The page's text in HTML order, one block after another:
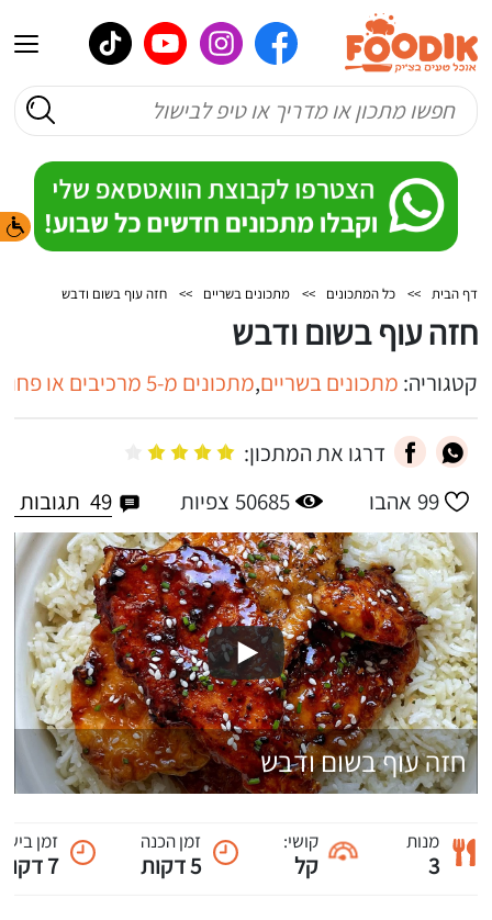
דף הבית >> כל המתכונים >> מתכונים בשריים >> חזה עוף בשום ודבש
חזה עוף בשום ודבש
קטגוריה: מתכונים בשריים,מתכונים מ-5 מרכיבים או פחות
דרגו את המתכון:
99 אהבו 50685 צפיות 49 תגובות
חזה עוף בשום ודבש
מנות
3
קושי:
קל
זמן הכנה
5 דקות
זמן
7 דקות